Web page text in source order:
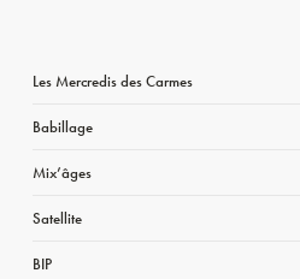
Les Mercredis des Carmes
Babillage
Mix’âges
Satellite
BIP